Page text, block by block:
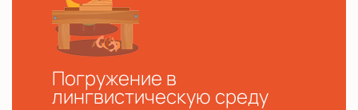
Погружение в
лингвистическую среду